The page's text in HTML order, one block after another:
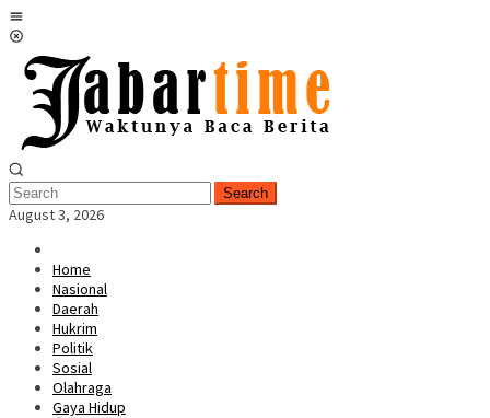
Skip
to
content
Search
August 3, 2026
Home
Nasional
Daerah
Hukrim
Politik
Sosial
Olahraga
Gaya Hidup